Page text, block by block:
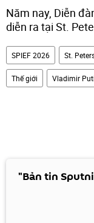
Năm nay, Diễn
diễn ra tại St.
SPIEF 2026 St.
Thế giới Vladimir
"Bản tin